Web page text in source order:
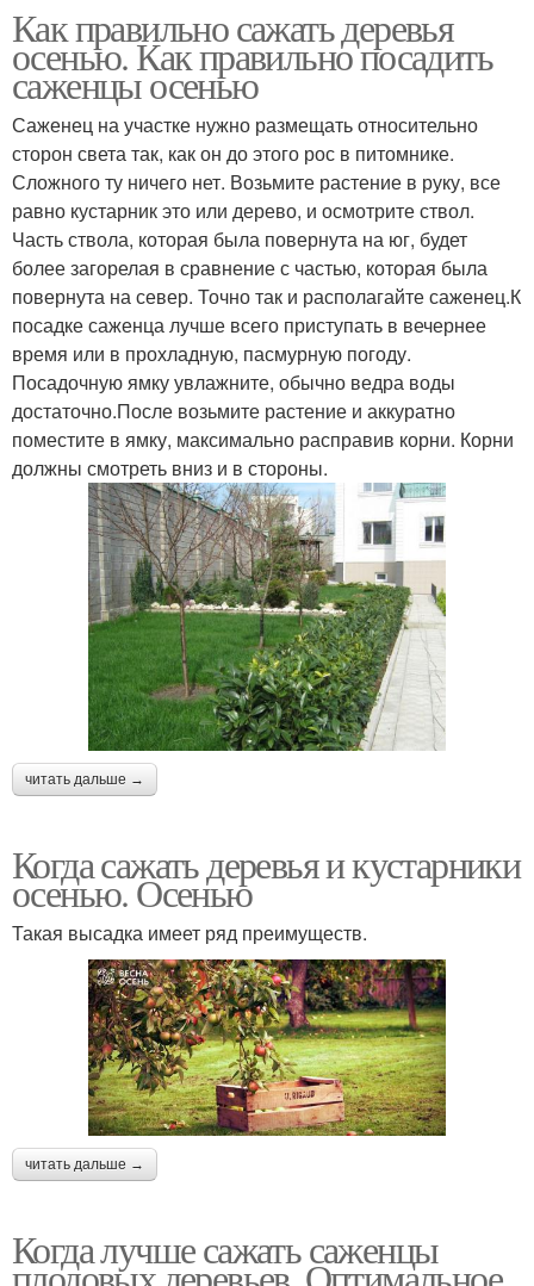
Как правильно сажать деревья
осенью. Как правильно посадить
саженцы осенью
Саженец на участке нужно размещать относительно
сторон света так, как он до этого рос в питомнике.
Сложного ту ничего нет. Возьмите растение в руку, все
равно кустарник это или дерево, и осмотрите ствол.
Часть ствола, которая была повернута на юг, будет
более загорелая в сравнение с частью, которая была
повернута на север. Точно так и располагайте саженец.К
посадке саженца лучше всего приступать в вечернее
время или в прохладную, пасмурную погоду.
Посадочную ямку увлажните, обычно ведра воды
достаточно.После возьмите растение и аккуратно
поместите в ямку, максимально расправив корни. Корни
должны смотреть вниз и в стороны.
читать дальше →
Когда сажать деревья и кустарники
осенью. Осенью
Такая высадка имеет ряд преимуществ.
читать дальше →
Когда лучше сажать саженцы